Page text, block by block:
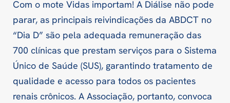
Com o mote Vidas importam! A Diálise não pode
parar, as principais reivindicações da ABDCT no
“Dia D” são pela adequada remuneração das
700 clínicas que prestam serviços para o Sistema
Único de Saúde (SUS), garantindo tratamento de
qualidade e acesso para todos os pacientes
renais crônicos. A Associação, portanto, convoca